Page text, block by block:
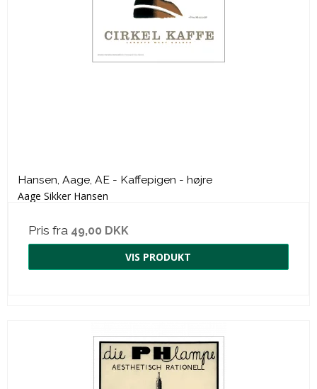
Hansen, Aage, AE - Kaffepigen - højre
Aage Sikker Hansen
Pris fra 49,00 DKK
VIS PRODUKT